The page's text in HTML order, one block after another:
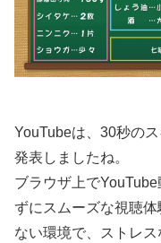
YouTubeは、30秒の
発表しましたね。
ブラウザ上で
ずにスムーズな視聴
ない環境で、ストレ